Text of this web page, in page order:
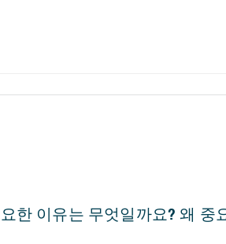
한 이유는 무엇일까요? 왜 중